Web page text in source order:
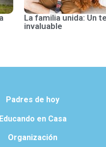
La familia unida: Un
invaluable
Padres de hoy
Educando en Casa
Organización